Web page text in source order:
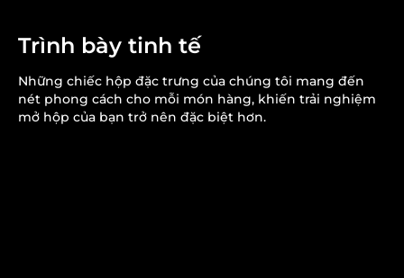
Trình bày tinh tế
Những chiếc hộp đặc trưng của chúng tôi mang đến
nét phong cách cho mỗi món hàng, khiến trải nghiệm
mở hộp của bạn trở nên đặc biệt hơn.